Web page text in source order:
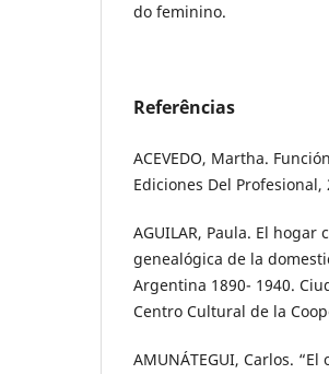
do feminino.
Referências
ACEVEDO, Martha.
Ediciones Del Profesional,
AGUILAR, Paula. El
genealógica de la
Argentina 1890- 1940.
Centro Cultural de la
AMUNÁTEGUI, Carlos.